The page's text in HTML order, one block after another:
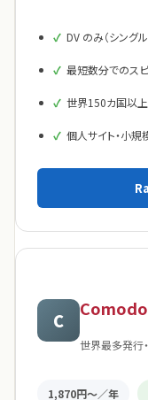
DV のみ（シング
最短数分でのス
世界150カ国以
個人サイト・小規
C
世界最多発行
1,870円〜／年